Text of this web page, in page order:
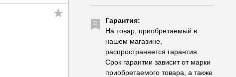
Гарантия:
На товар, приобретаемый в
нашем магазине,
распространяется гарантия.
Срок гарантии зависит от марки
приобретаемого товара, а также